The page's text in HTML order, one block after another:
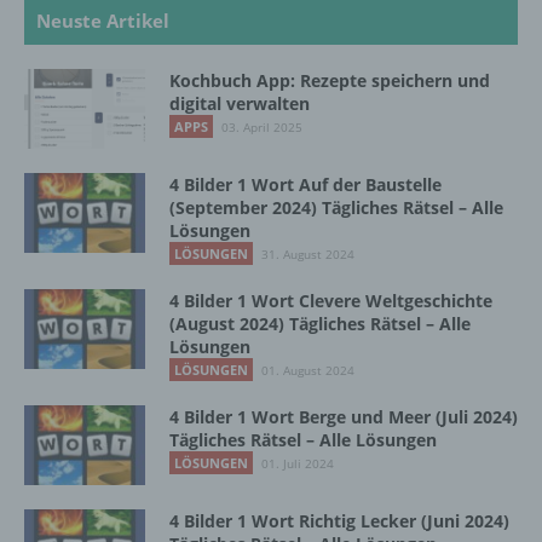
Neuste Artikel
Kochbuch App: Rezepte speichern und
digital verwalten
APPS 03. April 2025
4 Bilder 1 Wort Auf der Baustelle
(September 2024) Tägliches Rätsel – Alle
Lösungen
LÖSUNGEN 31. August 2024
4 Bilder 1 Wort Clevere Weltgeschichte
(August 2024) Tägliches Rätsel – Alle
Lösungen
LÖSUNGEN 01. August 2024
4 Bilder 1 Wort Berge und Meer (Juli 2024)
Tägliches Rätsel – Alle Lösungen
LÖSUNGEN 01. Juli 2024
4 Bilder 1 Wort Richtig Lecker (Juni 2024)
b) betroffene Person
Betroffene Person ist jede identifizierte oder
identifizierbare natürliche Person, deren
Verarbeitung Verantwortlichen verarbeitet
werden.
c) Verarbeitung
Verarbeitung ist jeder mit oder ohne Hilfe
automatisierter Verfahren ausgeführte
Zusammenhang mit personenbezogenen
Daten wie das Erheben, das Erfassen, die
Organisation, das Ordnen, die Speicherung,
die Anpassung oder Veränderung, das
Auslesen, das Abfragen, die Verwendung,
die Offenlegung durch Übermittlung,